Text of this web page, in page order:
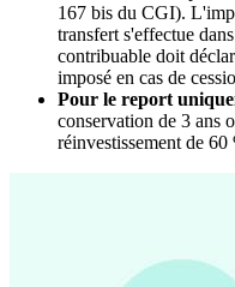
167 bis du CGI).
transfert s'effectue
contribuable doit
imposé en cas de
Pour le report
conservation de 3 ans
réinvestissement de 60